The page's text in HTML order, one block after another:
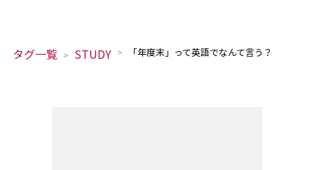
タグ一覧 STUDY 「年度末」って英語でなんて言う？